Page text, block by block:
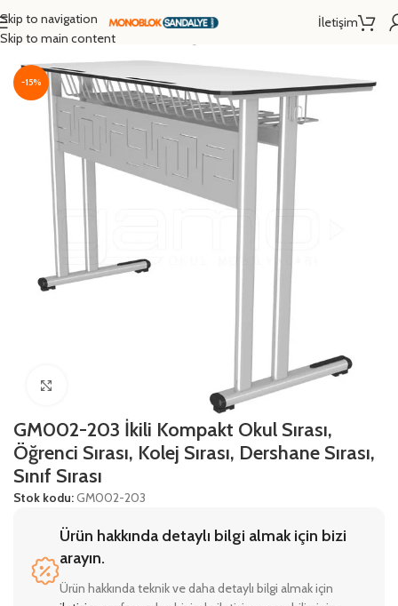
Skip to navigation
Skip to main content
İletişim
Ana Sayfa /Okul Sırası
-15%
GM002-203 İkili Kompakt Okul Sırası,
Öğrenci Sırası, Kolej Sırası, Dershane Sırası,
Sınıf Sırası
Stok kodu:GM002-203
Ürün hakkında detaylı bilgi almak için bizi
arayın.
Ürün hakkında teknik ve daha detaylı bilgi almak için